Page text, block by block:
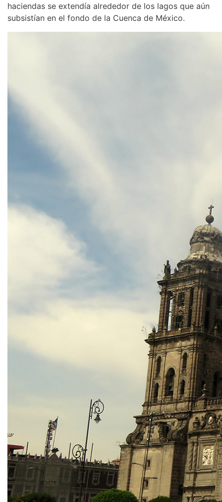
haciendas se extendía alrededor de los lagos que aún
subsistían en el fondo de la Cuenca de México.